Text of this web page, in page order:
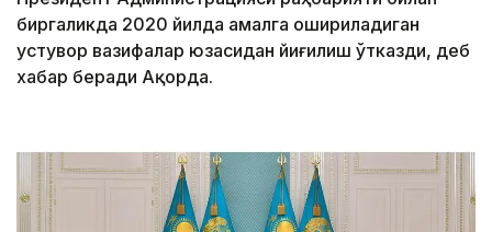
биргаликда 2020 йилда амалга ошириладиган
устувор вазифалар юзасидан йиғилиш ўтказди, деб
хабар беради Ақорда.